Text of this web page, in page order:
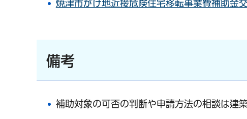
焼津市がけ地近接危険住宅移転事業費補助金
備考
補助対象の可否の判断や申請方法の相談は建